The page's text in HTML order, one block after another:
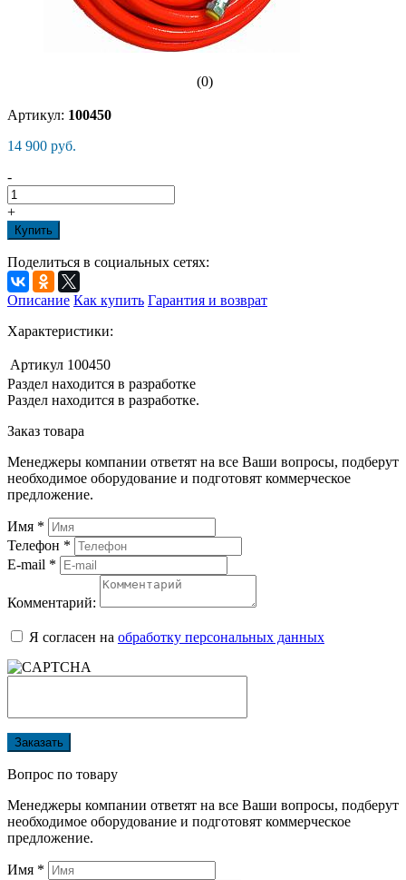
(0)
Артикул: 100450
14 900 руб.
-
+
Купить
Поделиться в социальных сетях:
Описание Как купить Гарантия и возврат
Характеристики:
Артикул 100450
Раздел находится в разработке
Раздел находится в разработке.
Заказ товара
Менеджеры компании ответят на все Ваши вопросы, подберут
необходимое оборудование и подготовят коммерческое
предложение.
Имя *
Телефон *
E-mail *
Комментарий:
Я согласен на обработку персональных данных
Заказать
Вопрос по товару
Менеджеры компании ответят на все Ваши вопросы, подберут
необходимое оборудование и подготовят коммерческое
предложение.
Имя *